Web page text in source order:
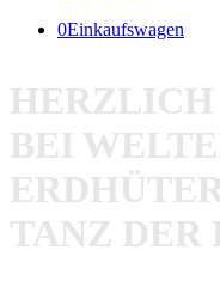
0Einkaufswagen
BEI
TANZ DER